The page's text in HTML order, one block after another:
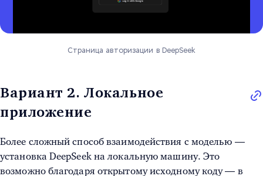
Страница авторизации в DeepSeek
Вариант 2. Локальное
приложение
Более сложный способ взаимодействия с моделью —
установка DeepSeek на локальную машину. Это
возможно благодаря открытому исходному коду — в